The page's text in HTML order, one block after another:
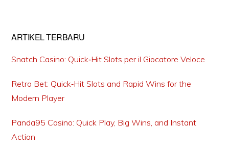
ARTIKEL TERBARU
Snatch Casino: Quick‑Hit Slots per il Giocatore Veloce
Retro Bet: Quick‑Hit Slots and Rapid Wins for the
Modern Player
Panda95 Casino: Quick Play, Big Wins, and Instant
Action